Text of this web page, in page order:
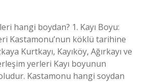
hangi boydan? 1. Kayı Boyu:
Kastamonu’nun köklü tarihine
Kurtkayı, Kayıköy, Ağırkayı ve
yerleri Kayı boyunun
Kastamonu hangi soydan